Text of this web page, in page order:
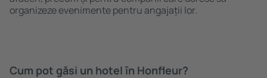
organizeze evenimente pentru angajații lor.
Cum pot găsi un hotel în Honfleur?